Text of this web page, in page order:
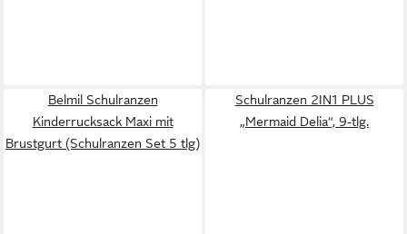
Belmil Schulranzen
Kinderrucksack Maxi mit
Brustgurt (Schulranzen Set 5 tlg)
Schulranzen 2IN1 PLUS
„Mermaid Delia“, 9-tlg.